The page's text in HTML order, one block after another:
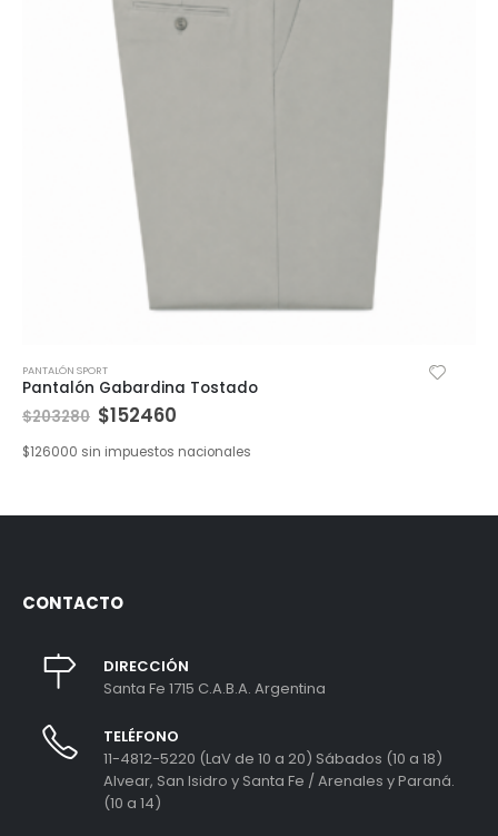
PANTALÓN SPORT
Pantalón Gabardina Tostado
$203280 $152460
$126000 sin impuestos nacionales
CONTACTO
DIRECCIÓN
Santa Fe 1715 C.A.B.A. Argentina
TELÉFONO
11-4812-5220 (LaV de 10 a 20) Sábados (10 a 18)
Alvear, San Isidro y Santa Fe / Arenales y Paraná.
(10 a 14)